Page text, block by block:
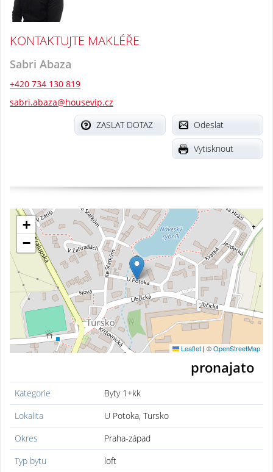
KONTAKTUJTE MAKLÉŘE
Sabri Abaza
+420 734 130 819
sabri.abaza@housevip.cz
Odeslat
ZASLAT DOTAZ
Vytisknout
+
−
Leaflet | ©OpenStreetMap
pronajato
Kategorie
Byty 1+kk
Lokalita
U Potoka, Tursko
Okres
Praha-západ
Typ bytu
loft